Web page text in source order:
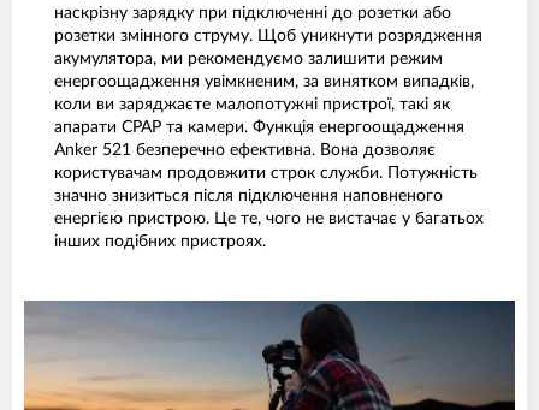
наскрізну зарядку при підключенні до розетки або
розетки змінного струму. Щоб уникнути розрядження
акумулятора, ми рекомендуємо залишити режим
енергоощадження увімкненим, за винятком випадків,
коли ви заряджаєте малопотужні пристрої, такі як
апарати CPAP та камери. Функція енергоощадження
Anker 521 безперечно ефективна. Вона дозволяє
користувачам продовжити строк служби. Потужність
значно знизиться після підключення наповненого
енергією пристрою. Це те, чого не вистачає у багатьох
інших подібних пристроях.